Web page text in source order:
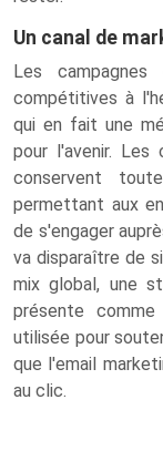
Un canal de
Les
compétitives à
qui en fait une
pour l'avenir. Les
conservent
permettant aux
de s'engager
va disparaître de
mix global, une
présente
utilisée pour
que l'email
au clic.